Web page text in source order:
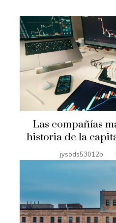
Las compañías
historia de la
jysods53012b